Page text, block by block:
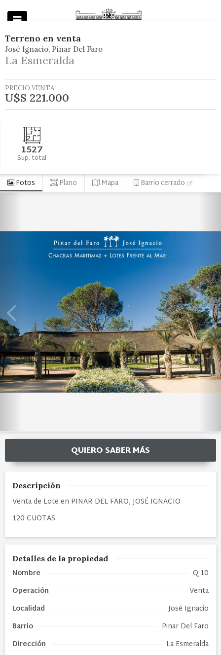
Terreno en venta
José Ignacio Pinar Del Faro
La Esmeralda
PRECIO VENTA
U$S 221.000
1527
Sup. total
Fotos Plano Mapa Barrio cerrado
QUIERO SABER MÁS
Descripción
Venta de Lote en PINAR DEL FARO, JOSÉ IGNACIO
120 CUOTAS
Detalles de la propiedad
Nombre
Q 10
Operación
Venta
Localidad
José Ignacio
Barrio
Pinar Del Faro
Dirección
La Esmeralda